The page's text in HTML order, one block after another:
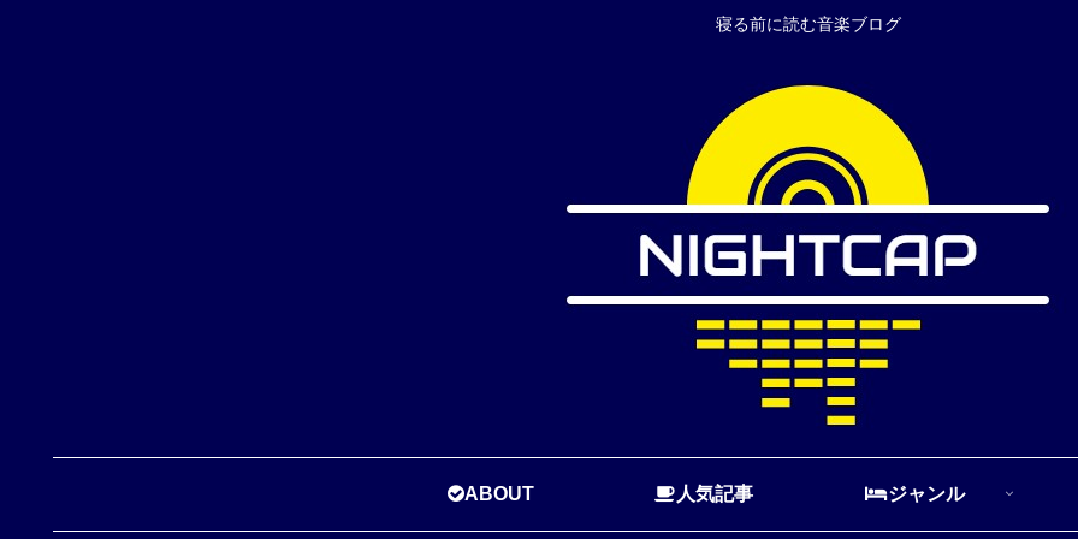
寝る前に読む音楽ブログ
ABOUT 人気記事 ジャンル